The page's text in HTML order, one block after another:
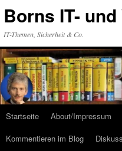
Inhalt
Borns IT-
IT-Themen, Sicherheit & Co.
Startseite About/Impressum
Kommentieren im Blog